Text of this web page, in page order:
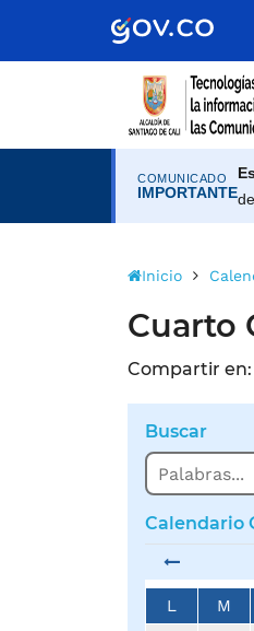
COMUNICADO
IMPORTANTE
Inicio
Cuarto
Compartir en:
Buscar
Buscar
Calendario
L M